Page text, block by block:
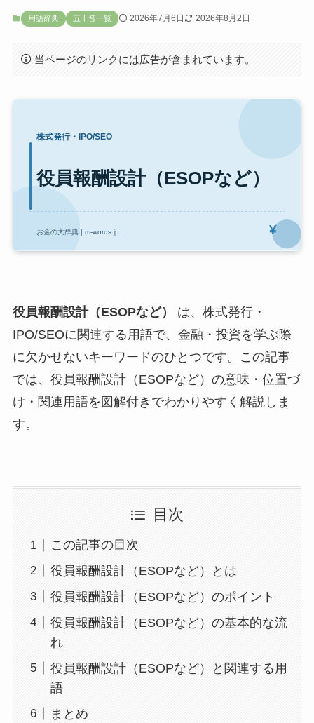
用語辞典 五十音一覧 2026年7月6日 2026年8月2日
当ページのリンクには広告が含まれています。
役員報酬設計（ESOPなど）
は、株式発行・
IPO/SEOに関連する用語で、金融・投資を学ぶ際
に欠かせないキーワードのひとつです。この記事
では、役員報酬設計（ESOPなど）の意味・位置づ
け・関連用語を図解付きでわかりやすく解説しま
す。
目次
この記事の目次
役員報酬設計（ESOPなど）とは
役員報酬設計（ESOPなど）のポイント
役員報酬設計（ESOPなど）の基本的な流
れ
役員報酬設計（ESOPなど）と関連する用
語
まとめ